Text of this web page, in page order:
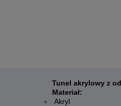
Tunel akrylowy z
Materiał:
Akryl